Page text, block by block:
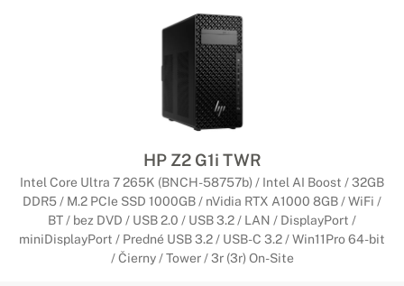
HP Z2 G1i TWR
Intel Core Ultra 7 265K (BNCH-58757b) / Intel AI Boost / 32GB
DDR5 / M.2 PCIe SSD 1000GB / nVidia RTX A1000 8GB / WiFi /
BT / bez DVD / USB 2.0 / USB 3.2 / LAN / DisplayPort /
miniDisplayPort / Predné USB 3.2 / USB-C 3.2 / Win11Pro 64-bit
/ Čierny / Tower / 3r (3r) On-Site